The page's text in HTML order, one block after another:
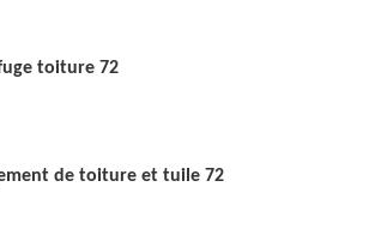
toiture 72
de toiture et tuile 72